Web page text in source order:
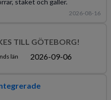
2026-08-16
TILL GÖTEBORG!
län 2026-09-06